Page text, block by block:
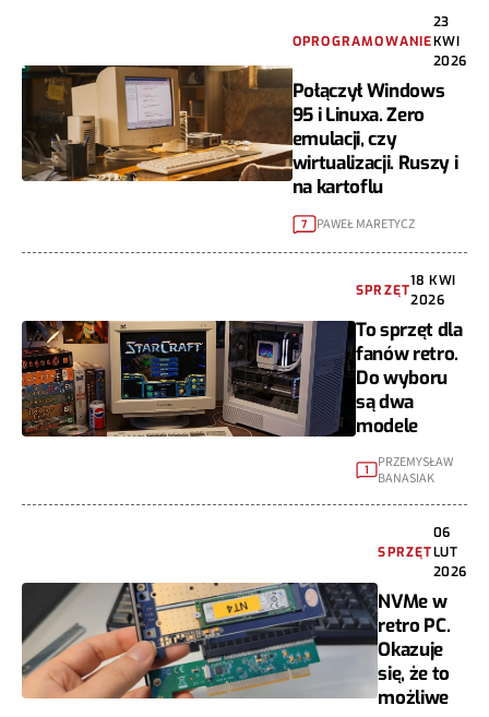
OPROGRAMOWANIE
23
KWI
2026
Połączył Windows
95 i Linuxa. Zero
emulacji, czy
wirtualizacji. Ruszy i
na kartoflu
7 PAWEŁ MARETYCZ
SPRZĘT
18 KWI
2026
To sprzęt dla
fanów retro.
Do wyboru
są dwa
modele
1
PRZEMYSŁAW
BANASIAK
SPRZĘT
06
LUT
2026
NVMe w
retro PC.
Okazuje
się, że to
możliwe